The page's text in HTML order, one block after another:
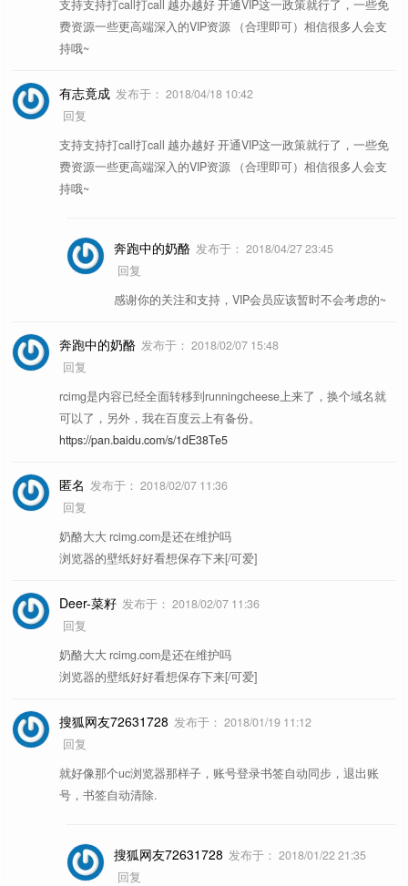
支持支持打call打call 越办越好 开通VIP这一政策就行了，一些免
费资源一些更高端深入的VIP资源 （合理即可）相信很多人会支
持哦~
有志竟成 发布于： 2018/04/18 10:42
回复
支持支持打call打call 越办越好 开通VIP这一政策就行了，一些免
费资源一些更高端深入的VIP资源 （合理即可）相信很多人会支
持哦~
奔跑中的奶酪 发布于： 2018/04/27 23:45
回复
感谢你的关注和支持，VIP会员应该暂时不会考虑的~
奔跑中的奶酪 发布于： 2018/02/07 15:48
回复
rcimg是内容已经全面转移到runningcheese上来了，换个域名就
可以了，另外，我在百度云上有备份。
https://pan.baidu.com/s/1dE38Te5
匿名 发布于： 2018/02/07 11:36
回复
奶酪大大 rcimg.com是还在维护吗
浏览器的壁纸好好看想保存下来[/可爱]
Deer-菜籽 发布于： 2018/02/07 11:36
回复
奶酪大大 rcimg.com是还在维护吗
浏览器的壁纸好好看想保存下来[/可爱]
搜狐网友72631728 发布于： 2018/01/19 11:12
回复
就好像那个uc浏览器那样子，账号登录书签自动同步，退出账
号，书签自动清除.
搜狐网友72631728 发布于： 2018/01/22 21:35
回复